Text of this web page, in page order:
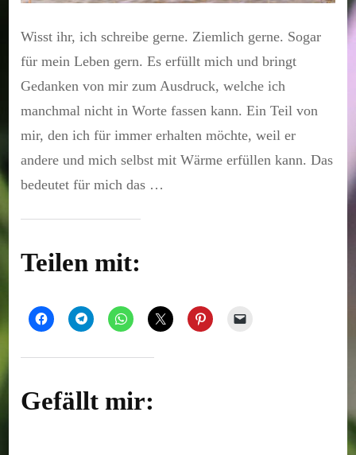
Wisst ihr, ich schreibe gerne. Ziemlich gerne. Sogar
für mein Leben gern. Es erfüllt mich und bringt
Gedanken von mir zum Ausdruck, welche ich
manchmal nicht in Worte fassen kann. Ein Teil von
mir, den ich für immer erhalten möchte, weil er
andere und mich selbst mit Wärme erfüllen kann. Das
bedeutet für mich das …
Teilen mit:
Gefällt mir: